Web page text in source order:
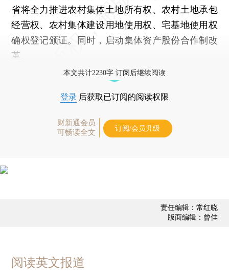
省将全力推进农村集体土地所有权、农村土地承包
经营权、农村集体建设用地使用权、宅基地使用权
确权登记颁证。同时，启动集体资产股份合作制改
革。
本文共计2230字 订阅后继续阅读
登录 后获取已订阅的阅读权限
财新通会员
可畅读全文
订阅/会员升级
责任编辑：常红晓
版面编辑：曾佳
阅读英文报道